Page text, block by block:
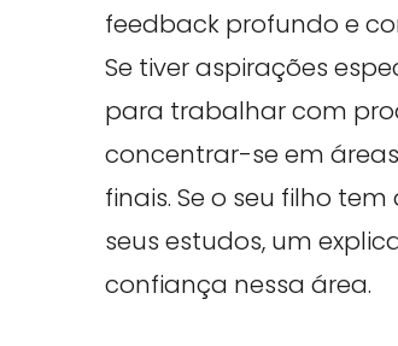
feedback profundo e
Se tiver aspirações
para trabalhar com
concentrar-se em
finais. Se o seu filho
seus estudos, um
confiança nessa área.